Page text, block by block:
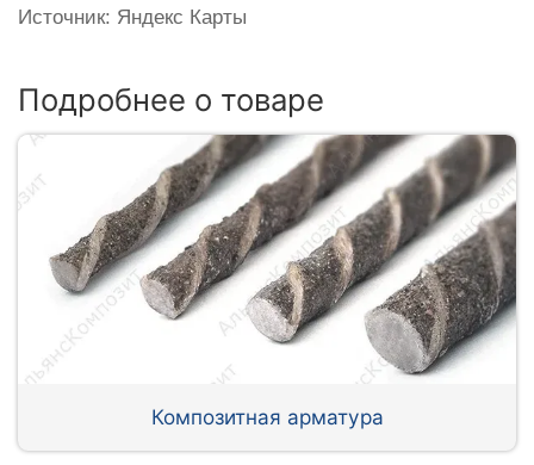
Источник: Яндекс Карты
Подробнее о товаре
Композитная арматура